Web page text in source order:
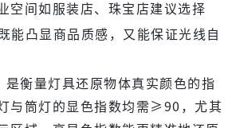
空间如服装店、珠宝店建议选择
能凸显商品质感，又能保证光线自
是衡量灯具还原物体真实颜色的指
与筒灯的显色指数均需≥90，尤其